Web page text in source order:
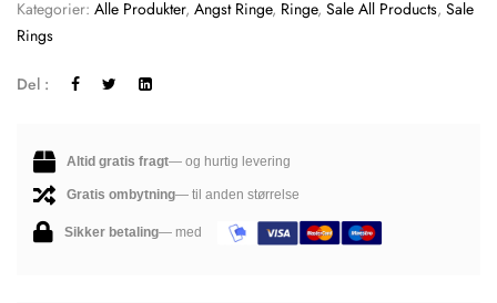
Kategorier: Alle Produkter, Angst Ringe, Ringe, Sale All Products, Sale
Rings
Del :
Altid gratis fragt— og hurtig levering
Gratis ombytning— til anden størrelse
Sikker betaling— med